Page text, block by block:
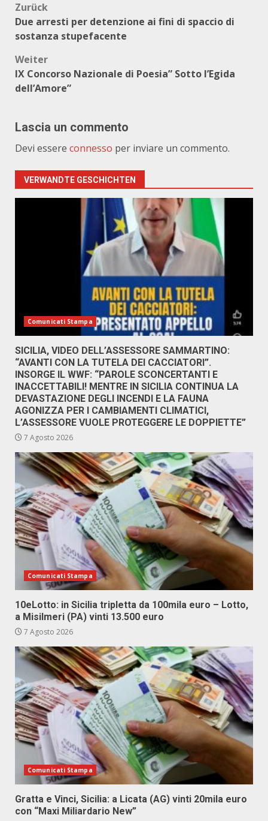
Beitragsnavigation
Zurück
Due arresti per detenzione ai fini di spaccio di
sostanza stupefacente
Weiter
IX Concorso Nazionale di Poesia” Sotto l’Egida
dell’Amore”
Lascia un commento
Devi essere connesso per inviare un commento.
VERWANDTE GESCHICHTEN
Comunicati Stampa
SICILIA, VIDEO DELL’ASSESSORE SAMMARTINO:
“AVANTI CON LA TUTELA DEI CACCIATORI”.
INSORGE IL WWF: “PAROLE SCONCERTANTI E
INACCETTABILI! MENTRE IN SICILIA CONTINUA LA
DEVASTAZIONE DEGLI INCENDI E LA FAUNA
AGONIZZA PER I CAMBIAMENTI CLIMATICI,
L’ASSESSORE VUOLE PROTEGGERE LE DOPPIETTE”
7 Agosto 2026
Comunicati Stampa
10eLotto: in Sicilia tripletta da 100mila euro – Lotto,
a Misilmeri (PA) vinti 13.500 euro
7 Agosto 2026
Comunicati Stampa
Gratta e Vinci, Sicilia: a Licata (AG) vinti 20mila euro
con “Maxi Miliardario New”